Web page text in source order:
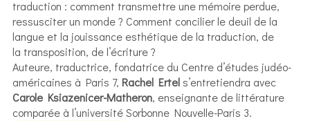
traduction : comment transmettre une mémoire perdue,
ressusciter un monde ? Comment concilier le deuil de la
langue et la jouissance esthétique de la traduction, de
la transposition, de l’écriture ?
Auteure, traductrice, fondatrice du Centre d’études judéo-
américaines à Paris 7, Rachel Ertels’entretiendra avec
Carole Ksiazenicer-Matheron, enseignante delittérature
comparée à l’université Sorbonne Nouvelle-Paris 3.